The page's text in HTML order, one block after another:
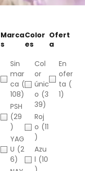
Marca
s
Sin
mar
ca (
108)
PSH
(29
)
YAG
U (2
6)
Color
es
Col
or
únic
o (3
39)
Roj
o (11
)
Azu
l (10
Ofert
a
En
ofer
ta (
1)